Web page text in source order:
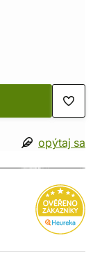
opýtaj sa